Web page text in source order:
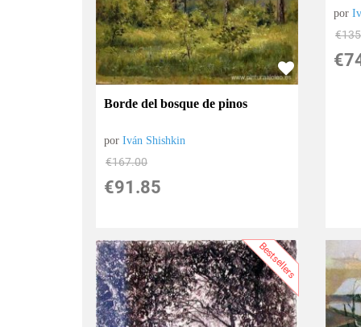
Borde del bosque de pinos
porIván Shishkin
€167.00
€91.85
por
€
€
Bestsellers